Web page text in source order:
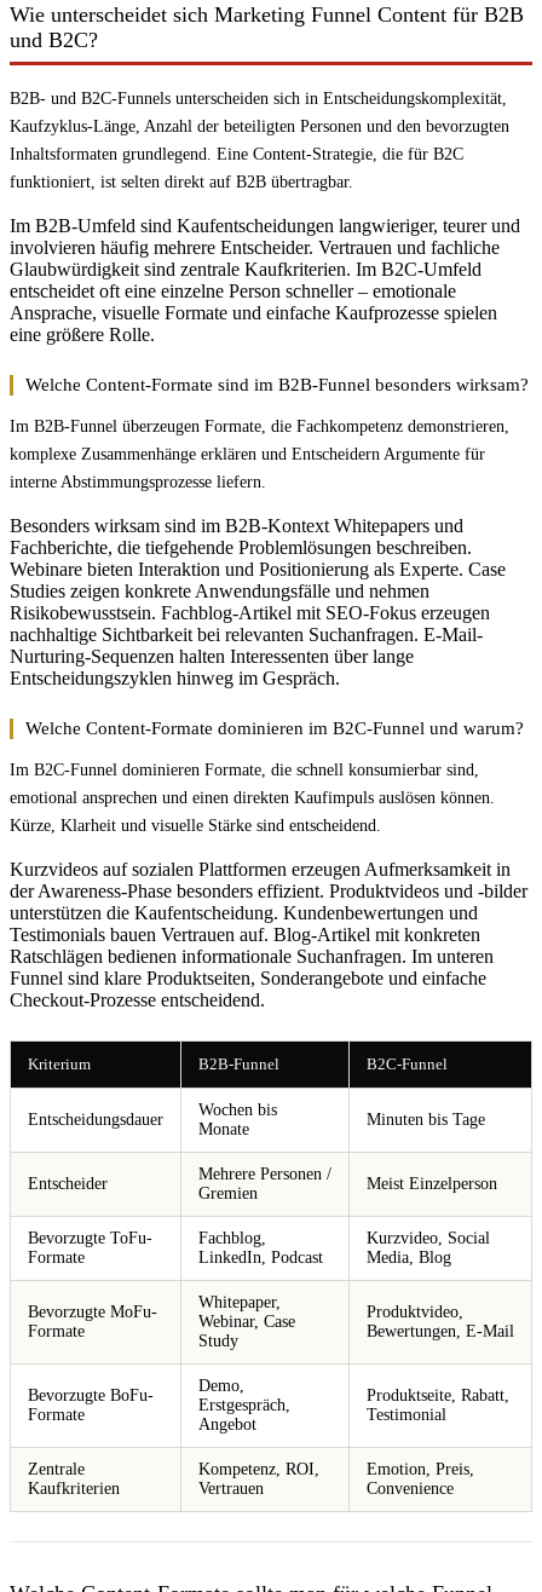
Wie unterscheidet sich Marketing Funnel Content für B2B
und B2C?
B2B- und B2C-Funnels unterscheiden sich in Entscheidungskomplexität,
Kaufzyklus-Länge, Anzahl der beteiligten Personen und den bevorzugten
Inhaltsformaten grundlegend. Eine Content-Strategie, die für B2C
funktioniert, ist selten direkt auf B2B übertragbar.
Im B2B-Umfeld sind Kaufentscheidungen langwieriger, teurer und
involvieren häufig mehrere Entscheider. Vertrauen und fachliche
Glaubwürdigkeit sind zentrale Kaufkriterien. Im B2C-Umfeld
entscheidet oft eine einzelne Person schneller – emotionale
Ansprache, visuelle Formate und einfache Kaufprozesse spielen
eine größere Rolle.
Welche Content-Formate sind im B2B-Funnel besonders wirksam?
Im B2B-Funnel überzeugen Formate, die Fachkompetenz demonstrieren,
komplexe Zusammenhänge erklären und Entscheidern Argumente für
interne Abstimmungsprozesse liefern.
Besonders wirksam sind im B2B-Kontext Whitepapers und
Fachberichte, die tiefgehende Problemlösungen beschreiben.
Webinare bieten Interaktion und Positionierung als Experte. Case
Studies zeigen konkrete Anwendungsfälle und nehmen
Risikobewusstsein. Fachblog-Artikel mit SEO-Fokus erzeugen
nachhaltige Sichtbarkeit bei relevanten Suchanfragen. E-Mail-
Nurturing-Sequenzen halten Interessenten über lange
Entscheidungszyklen hinweg im Gespräch.
Welche Content-Formate dominieren im B2C-Funnel und warum?
Im B2C-Funnel dominieren Formate, die schnell konsumierbar sind,
emotional ansprechen und einen direkten Kaufimpuls auslösen können.
Kürze, Klarheit und visuelle Stärke sind entscheidend.
Kurzvideos auf sozialen Plattformen erzeugen Aufmerksamkeit in
der Awareness-Phase besonders effizient. Produktvideos und -bilder
unterstützen die Kaufentscheidung. Kundenbewertungen und
Testimonials bauen Vertrauen auf. Blog-Artikel mit konkreten
Ratschlägen bedienen informationale Suchanfragen. Im unteren
Funnel sind klare Produktseiten, Sonderangebote und einfache
Checkout-Prozesse entscheidend.
Kriterium B2B-Funnel B2C-Funnel
Entscheidungsdauer
Wochen bis
Monate
Minuten bis Tage
Entscheider
Mehrere Personen /
Gremien
Meist Einzelperson
Bevorzugte ToFu-
Formate
Fachblog,
LinkedIn, Podcast
Kurzvideo, Social
Media, Blog
Bevorzugte MoFu-
Formate
Whitepaper,
Webinar, Case
Study
Produktvideo,
Bewertungen, E-Mail
Bevorzugte BoFu-
Formate
Demo,
Erstgespräch,
Angebot
Produktseite, Rabatt,
Testimonial
Zentrale
Kaufkriterien
Kompetenz, ROI,
Vertrauen
Emotion, Preis,
Convenience